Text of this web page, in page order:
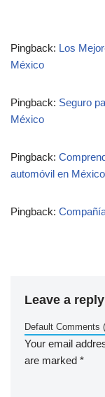
Pingback: Los
México
Pingback: Seguro
México
Pingback:
automóvil en México
Pingback:
Leave a reply
Default Comments
Your email
are marked *